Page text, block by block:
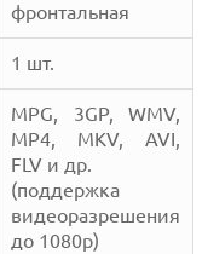
фронтальная
1 шт.
MPG, 3GP, WMV,
MP4, MKV, AVI,
FLV и др.
(поддержка
видеоразрешения
до 1080p)